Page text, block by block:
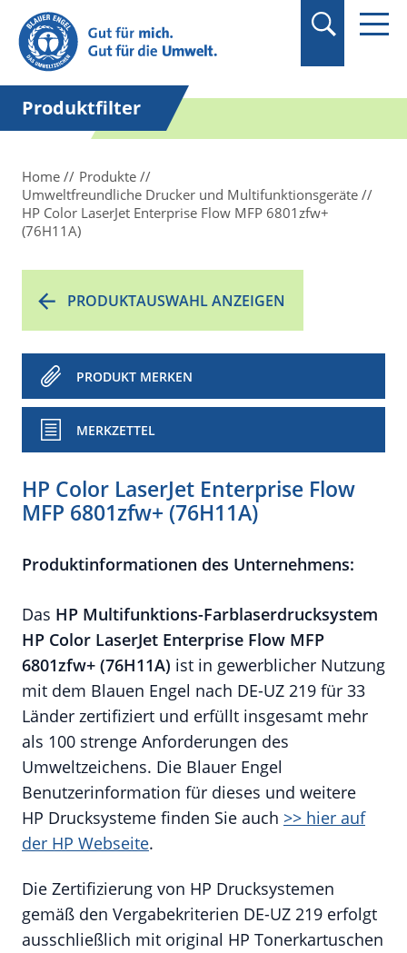
Produktfilter
Home
Produkte
Umweltfreundliche Drucker und Multifunktionsgeräte
HP Color LaserJet Enterprise Flow MFP 6801zfw+
(76H11A)
PRODUKTAUSWAHL ANZEIGEN
PRODUKT MERKEN
MERKZETTEL
HP Color LaserJet Enterprise Flow
MFP 6801zfw+ (76H11A)
Produktinformationen des Unternehmens:
Das HP Multifunktions-Farblaserdrucksystem
HP Color LaserJet Enterprise Flow MFP
6801zfw+ (76H11A) ist in gewerblicher Nutzung
mit dem Blauen Engel nach DE-UZ 219 für 33
Länder zertifiziert und erfüllt insgesamt mehr
als 100 strenge Anforderungen des
Umweltzeichens. Die Blauer Engel
Benutzerinformation für dieses und weitere
HP Drucksysteme finden Sie auch >> hier auf
der HP Webseite.
Die Zertifizierung von HP Drucksystemen
gemäß den Vergabekriterien DE-UZ 219 erfolgt
ausschließlich mit original HP Tonerkartuschen